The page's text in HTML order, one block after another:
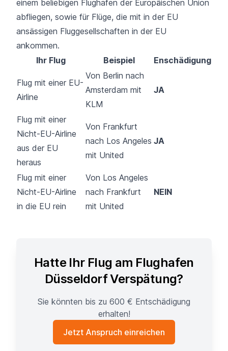
einem beliebigen Flughafen der Europäischen Union
abfliegen, sowie für Flüge, die mit in der EU
ansässigen Fluggesellschaften in der EU
ankommen.
Ihr Flug
Beispiel Enschädigung
Flug mit einer EU-
Airline
Von Berlin nach
Amsterdam mit
KLM
JA
Flug mit einer
Nicht-EU-Airline
aus der EU
heraus
Von Frankfurt
nach Los Angeles
mit United
JA
Flug mit einer
Nicht-EU-Airline
in die EU rein
Von Los Angeles
nach Frankfurt
mit United
NEIN
Hatte Ihr Flug am Flughafen
Düsseldorf Verspätung?
Sie könnten bis zu 600 € Entschädigung
erhalten!
Jetzt Anspruch einreichen